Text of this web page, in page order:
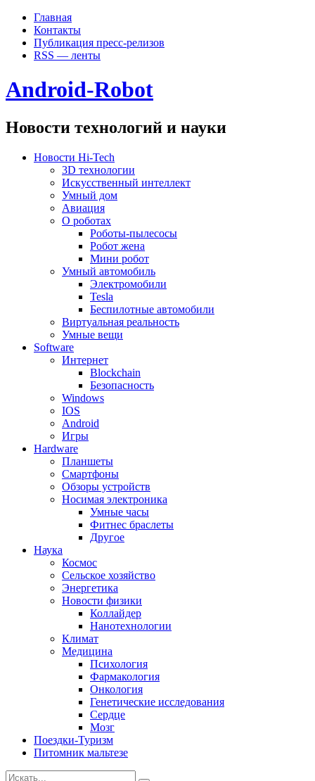
Главная
Контакты
Публикация пресс-релизов
RSS — ленты
Android-Robot
Новости технологий и науки
Новости Hi-Tech
3D технологии
Искусственный интеллект
Умный дом
Авиация
О роботах
Роботы-пылесосы
Робот жена
Мини робот
Умный автомобиль
Электромобили
Tesla
Беспилотные автомобили
Виртуальная реальность
Умные вещи
Software
Интернет
Blockchain
Безопасность
Windows
IOS
Android
Игры
Hardware
Планшеты
Смартфоны
Обзоры устройств
Носимая электроника
Умные часы
Фитнес браслеты
Другое
Наука
Космос
Сельское хозяйство
Энергетика
Новости физики
Коллайдер
Нанотехнологии
Климат
Медицина
Психология
Фармакология
Онкология
Генетические исследования
Сердце
Мозг
Поездки-Туризм
Питомник мальтезе